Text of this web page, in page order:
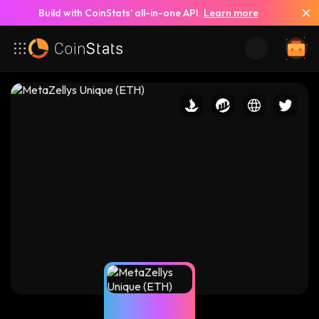
Build with CoinStats’ all-in-one API. Learn more